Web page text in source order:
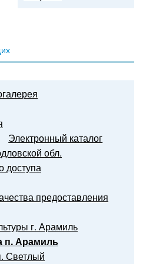
Электронный каталог
обл.
доступа
предоставления
г. Арамиль
п. Арамиль
Светлый